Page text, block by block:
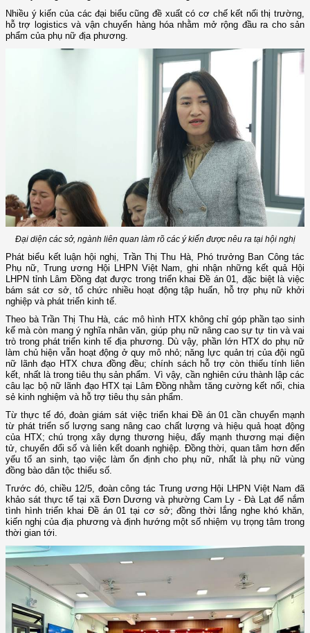
Nhiều ý kiến của các đại biểu cũng đề xuất có cơ chế kết nối thị trường,
hỗ trợ logistics và vận chuyển hàng hóa nhằm mở rộng đầu ra cho sản
phẩm của phụ nữ địa phương.
Đại diện các sở, ngành liên quan làm rõ các ý kiến được nêu ra tại hội nghị
Phát biểu kết luận hội nghị, Trần Thị Thu Hà, Phó trưởng Ban Công tác
Phụ nữ, Trung ương Hội LHPN Việt Nam, ghi nhận những kết quả Hội
LHPN tỉnh Lâm Đồng đạt được trong triển khai Đề án 01, đặc biệt là việc
bám sát cơ sở, tổ chức nhiều hoạt động tập huấn, hỗ trợ phụ nữ khởi
nghiệp và phát triển kinh tế.
Theo bà Trần Thị Thu Hà, các mô hình HTX không chỉ góp phần tạo sinh
kế mà còn mang ý nghĩa nhân văn, giúp phụ nữ nâng cao sự tự tin và vai
trò trong phát triển kinh tế địa phương. Dù vậy, phần lớn HTX do phụ nữ
làm chủ hiện vẫn hoạt động ở quy mô nhỏ; năng lực quản trị của đội ngũ
nữ lãnh đạo HTX chưa đồng đều; chính sách hỗ trợ còn thiếu tính liên
kết, nhất là trong tiêu thụ sản phẩm. Vì vậy, cần nghiên cứu thành lập các
câu lạc bộ nữ lãnh đạo HTX tại Lâm Đồng nhằm tăng cường kết nối, chia
sẻ kinh nghiệm và hỗ trợ tiêu thụ sản phẩm.
Từ thực tế đó, đoàn giám sát việc triển khai Đề án 01 cần chuyển mạnh
từ phát triển số lượng sang nâng cao chất lượng và hiệu quả hoạt động
của HTX; chú trọng xây dựng thương hiệu, đẩy mạnh thương mại điện
tử, chuyển đổi số và liên kết doanh nghiệp. Đồng thời, quan tâm hơn đến
yếu tố an sinh, tạo việc làm ổn định cho phụ nữ, nhất là phụ nữ vùng
đồng bào dân tộc thiểu số.
Trước đó, chiều 12/5, đoàn công tác Trung ương Hội LHPN Việt Nam đã
khảo sát thực tế tại xã Đơn Dương và phường Cam Ly - Đà Lạt để nắm
tình hình triển khai Đề án 01 tại cơ sở; đồng thời lắng nghe khó khăn,
kiến nghị của địa phương và định hướng một số nhiệm vụ trọng tâm trong
thời gian tới.